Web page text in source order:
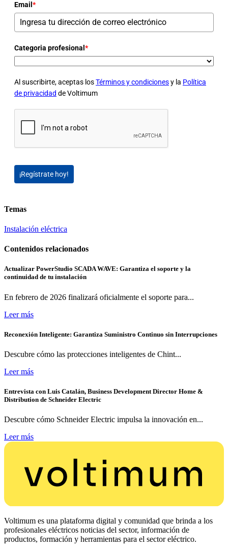
Email *
Categoria profesional *
Al suscribirte, aceptas losTérminos y condicionesy la Política
de privacidad de Voltimum
¡Regístrate hoy!
Temas
Instalación eléctrica
Contenidos relacionados
Actualizar PowerStudio SCADA WAVE: Garantiza el soporte y la
continuidad de tu instalación
En febrero de 2026 finalizará oficialmente el soporte para...
Leer más
Reconexión Inteligente: Garantiza Suministro Continuo sin Interrupciones
Descubre cómo las protecciones inteligentes de Chint...
Leer más
Entrevista con Luis Catalán, Business Development Director Home &
Distribution de Schneider Electric
Descubre cómo Schneider Electric impulsa la innovación en...
Leer más
Voltimum es una plataforma digital y comunidad que brinda a los
profesionales eléctricos noticias del sector, información de
productos, formación y herramientas para el sector eléctrico.